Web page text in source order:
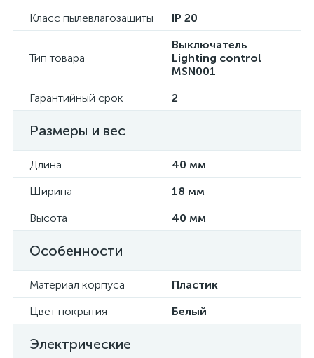
Класс пылевлагозащиты
IP 20
Тип товара
Выключатель
Lighting control
MSN001
Гарантийный срок
2
Размеры и вес
Длина
40 мм
Ширина
18 мм
Высота
40 мм
Особенности
Материал корпуса
Пластик
Цвет покрытия
Белый
Электрические